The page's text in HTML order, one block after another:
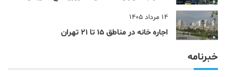
14 مرداد 1405
اجاره خانه در مناطق 15 تا 21 تهران
خبرنامه